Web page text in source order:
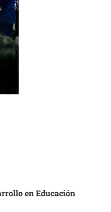
en Educación